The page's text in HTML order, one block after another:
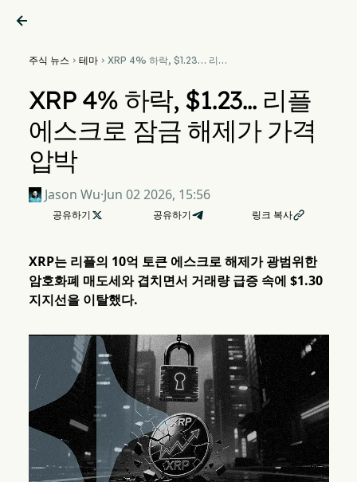

주식 뉴스  테마 XRP 4% 하락, $1.23… 리플
XRP 4% 하락, $1.23… 리플
에스크로 잠금 해제가 가격
압박
Jason Wu·Jun 02 2026, 15:56
공유하기  공유하기 링크 복사
XRP는 리플의 10억 토큰 에스크로 해제가 광범위한
암호화폐 매도세와 겹치면서 거래량 급증 속에 $1.30
지지선을 이탈했다.